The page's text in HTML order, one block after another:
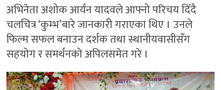
अभिनेता अशोक आर्यन यादवले आफ्नो परिचय दिँदै
चलचित्र ‘कुम्भ’बारे जानकारी गराएका थिए । उनले
फिल्म सफल बनाउन दर्शक तथा स्थानीयवासीसँग
सहयोग र समर्थनको अपिलसमेत गरे ।